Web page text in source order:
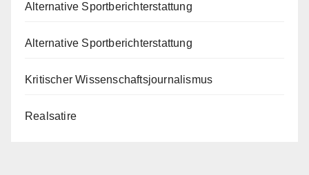
Alternative Sportberichterstattung
Alternative Sportberichterstattung
Kritischer Wissenschaftsjournalismus
Realsatire